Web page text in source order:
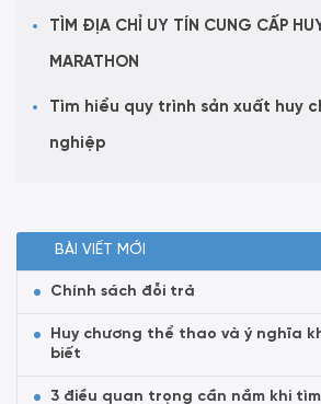
TÌM ĐỊA CHỈ UY TÍN CUNG CẤP
MARATHON
Tìm hiểu quy trình sản xuất huy
nghiệp
BÀI VIẾT MỚI
Chính sách đỗi trả
Huy chương thể thao và ý nghĩa
biết
3 điều quan trọng cần nắm khi